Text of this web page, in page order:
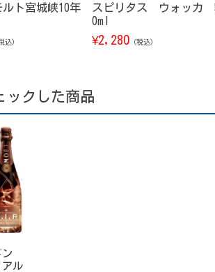
ルト宮城峡10年
込）
スピリタス ウォッカ
0ml
¥2,280 （税込）
ックした商品
アル